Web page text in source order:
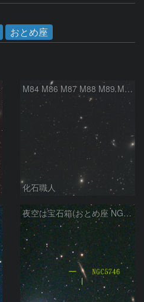
おとめ座
M84 M86 M87 M88 M89 M90 M91 マルカリアンの銀河鎖 おとめ座 かみのけ座
化石職人
夜空は宝石箱(おとめ座 NGC5746) Seestar50